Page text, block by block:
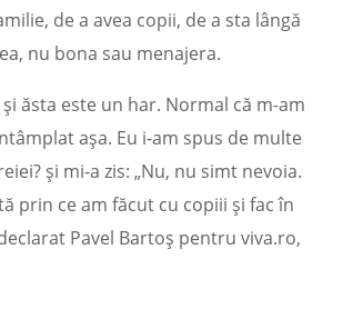
de a avea copii, de a sta lângă
nu bona sau menajera.
ăsta este un har. Normal că m-am
așa. Eu i-am spus de multe
și mi-a zis: „Nu, nu simt nevoia.
prin ce am făcut cu copiii și fac în
Pavel Bartoș pentru viva.ro,